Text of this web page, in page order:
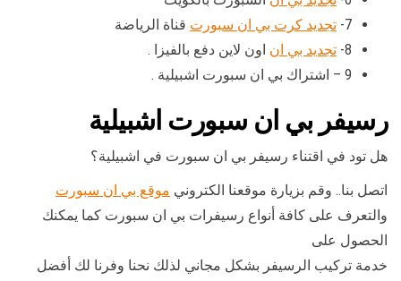
7- تجديد كرت بي ان سبورت قناة الرياضة
8- تجديد بي ان اون لاين دفع بالفيزا .
9 – اشتراك بي ان سبورت اشبيلية .
رسيفر بي ان سبورت اشبيلية
هل تود في اقتناء رسيفر بي ان سبورت في اشبيلية؟
اتصل بنا.. وقم بزيارة موقعنا الكتروني موقع بي ان سبورت
والتعرف على كافة أنواع رسيفرات بي ان سبورت كما يمكنك
الحصول على
خدمة تركيب الرسيفر بشكل مجاني لذلك نحنا وفرنا لك أفضل